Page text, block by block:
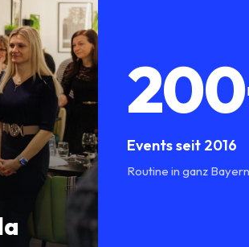
Events seit 2016
Routine in ganz